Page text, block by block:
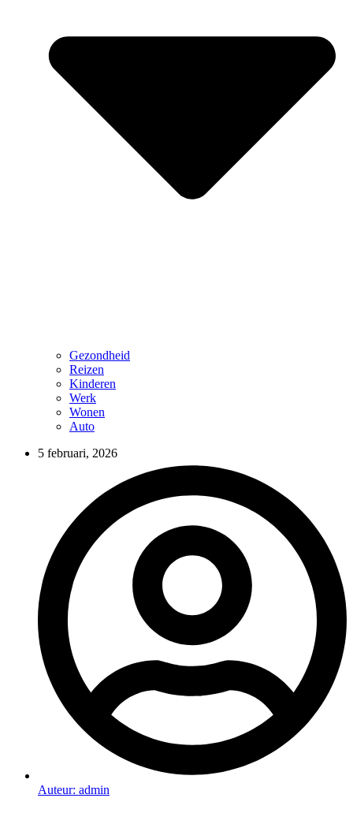
Gezondheid
Reizen
Kinderen
Werk
Wonen
Auto
5 februari, 2026
Auteur: admin